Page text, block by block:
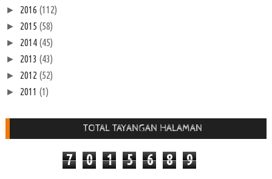
► 2016 (112)
► 2015 (58)
► 2014 (45)
► 2013 (43)
► 2012 (52)
► 2011 (1)
TOTAL TAYANGAN HALAMAN
7 0 1 5 6 8 9